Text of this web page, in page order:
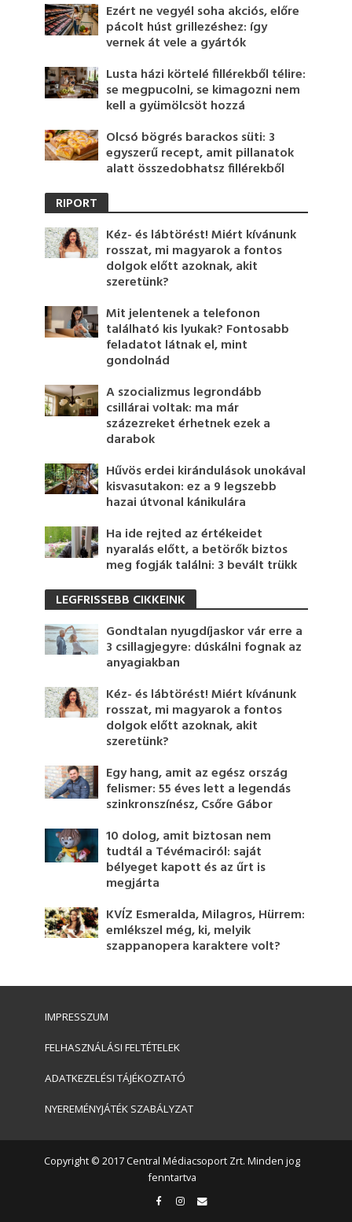
Ezért ne vegyél soha akciós, előre
pácolt húst grillezéshez: így
vernek át vele a gyártók
Lusta házi körtelé fillérekből télire:
se megpucolni, se kimagozni nem
kell a gyümölcsöt hozzá
Olcsó bögrés barackos süti: 3
egyszerű recept, amit pillanatok
alatt összedobhatsz fillérekből
RIPORT
Kéz- és lábtörést! Miért kívánunk
rosszat, mi magyarok a fontos
dolgok előtt azoknak, akit
szeretünk?
Mit jelentenek a telefonon
található kis lyukak? Fontosabb
feladatot látnak el, mint
gondolnád
A szocializmus legrondább
csillárai voltak: ma már
százezreket érhetnek ezek a
darabok
Hűvös erdei kirándulások unokával
kisvasutakon: ez a 9 legszebb
hazai útvonal kánikulára
Ha ide rejted az értékeidet
nyaralás előtt, a betörők biztos
meg fogják találni: 3 bevált trükk
LEGFRISSEBB CIKKEINK
Gondtalan nyugdíjaskor vár erre a
3 csillagjegyre: dúskálni fognak az
anyagiakban
Kéz- és lábtörést! Miért kívánunk
rosszat, mi magyarok a fontos
dolgok előtt azoknak, akit
szeretünk?
Egy hang, amit az egész ország
felismer: 55 éves lett a legendás
szinkronszínész, Csőre Gábor
10 dolog, amit biztosan nem
tudtál a Tévémaciról: saját
bélyeget kapott és az űrt is
megjárta
KVÍZ Esmeralda, Milagros, Hürrem:
emlékszel még, ki, melyik
szappanopera karaktere volt?
IMPRESSZUM
FELHASZNÁLÁSI FELTÉTELEK
ADATKEZELÉSI TÁJÉKOZTATÓ
NYEREMÉNYJÁTÉK SZABÁLYZAT
Copyright © 2017 Central Médiacsoport Zrt. Minden jog
fenntartva